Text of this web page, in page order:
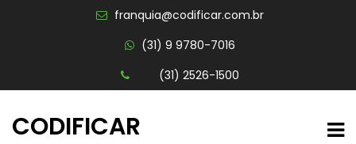
franquia@codificar.com.br
(31) 9 9780-7016
(31) 2526-1500
CODIFICAR